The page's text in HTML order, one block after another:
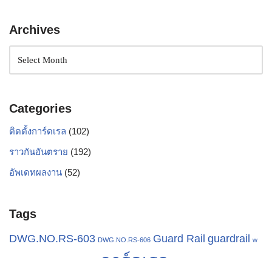
Archives
Categories
ติดตั้งการ์ดเรล (102)
ราวกันอันตราย (192)
อัพเดทผลงาน (52)
Tags
DWG.NO.RS-603 DWG.NO.RS-606 Guard Rail guardrail w